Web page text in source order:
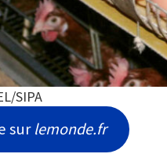
SIPA
surlemonde.fr